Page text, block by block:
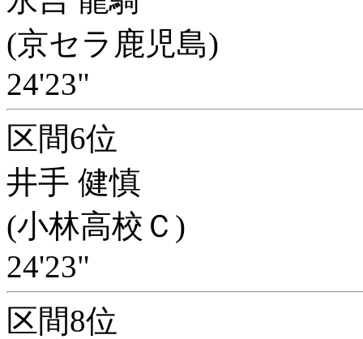
(京セラ鹿児島)
24'23"
区間6位
井手 健慎
(小林高校Ｃ)
24'23"
区間8位